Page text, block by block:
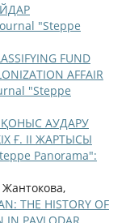
"Steppe
FUND
AFFAIR
"Steppe
ҚОНЫС АУДАРУ
Ғ. ІІ ЖАРТЫСЫ
Panorama":
THE HISTORY OF